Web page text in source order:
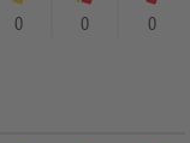
0 0 0